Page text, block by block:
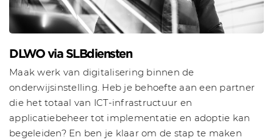
DLWO via SLBdiensten
Maak werk van digitalisering binnen de
onderwijsinstelling. Heb je behoefte aan een partner
die het totaal van ICT-infrastructuur en
applicatiebeheer tot implementatie en adoptie kan
begeleiden? En ben je klaar om de stap te maken